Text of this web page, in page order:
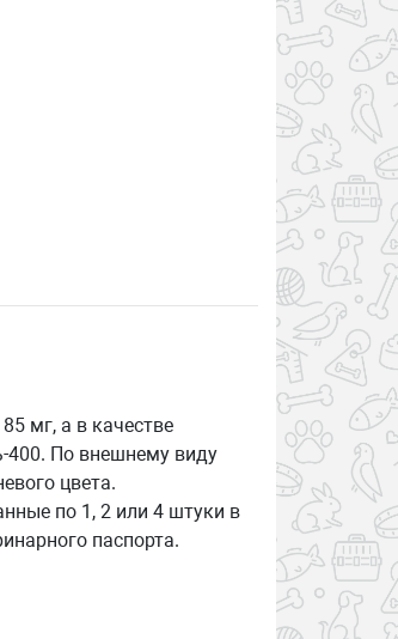
мг, а в качестве
400. По внешнему виду
цвета.
по 1, 2 или 4 штуки в
паспорта.